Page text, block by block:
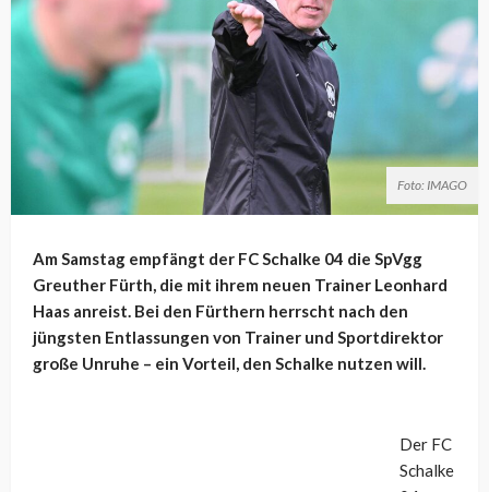
Foto: IMAGO
Am Samstag empfängt der FC Schalke 04 die SpVgg
Greuther Fürth, die mit ihrem neuen Trainer Leonhard
Haas anreist. Bei den Fürthern herrscht nach den
jüngsten Entlassungen von Trainer und Sportdirektor
große Unruhe – ein Vorteil, den Schalke nutzen will.
Der FC
Schalke